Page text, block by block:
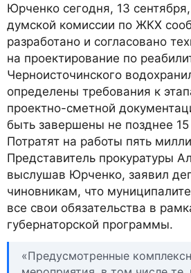
Юрченко сегодня, 13
думской комиссии по ЖКХ
разработано и согласовано
на проектирование по
Черноисточинского
определены требования к
проектно-сметной
быть завершены не позднее
Потратят на работы пять
Представитель прокуратуры
выслушав Юрченко, заявил
чиновникам, что
все свои обязательства в
губернаторской программы.
«Предусмотренные